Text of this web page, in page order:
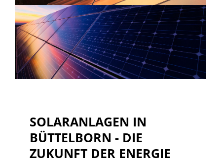
SOLARANLAGEN IN
BÜTTELBORN - DIE
ZUKUNFT DER ENERGIE